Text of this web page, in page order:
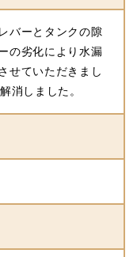
バーとタンクの隙
の劣化により水漏
せていただきまし
消しました。